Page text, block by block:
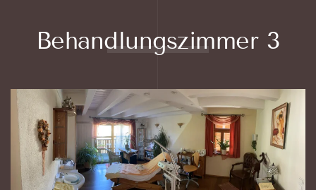
Behandlungszimmer 3